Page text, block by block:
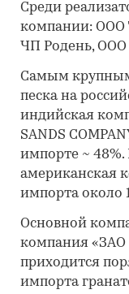
Среди
компании: ООО
ЧП Родень, ООО
Самым
песка на
индийская
SANDS
импорте ~
американская
импорта около
Основной
компания «ЗАО
приходится
импорта